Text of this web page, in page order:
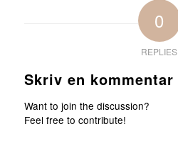
0
REPLIES
Skriv en kommentar
Want to join the discussion?
Feel free to contribute!